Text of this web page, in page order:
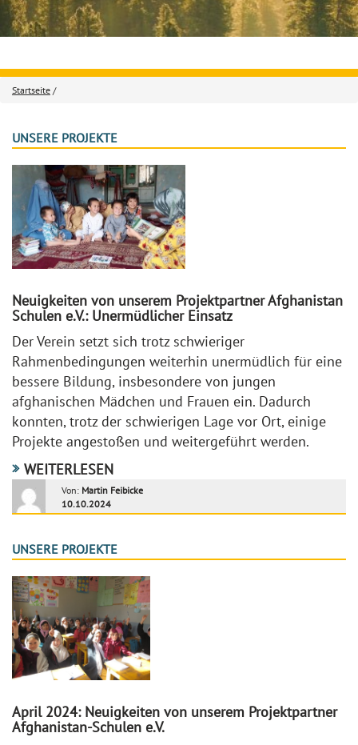
Startseite /
UNSERE PROJEKTE
Neuigkeiten von unserem Projektpartner Afghanistan
Schulen e.V.: Unermüdlicher Einsatz
Der Verein setzt sich trotz schwieriger
Rahmenbedingungen weiterhin unermüdlich für eine
bessere Bildung, insbesondere von jungen
afghanischen Mädchen und Frauen ein. Dadurch
konnten, trotz der schwierigen Lage vor Ort, einige
Projekte angestoßen und weitergeführt werden.
WEITERLESEN
Von: Martin Feibicke
10.10.2024
UNSERE PROJEKTE
April 2024: Neuigkeiten von unserem Projektpartner
Afghanistan-Schulen e.V.